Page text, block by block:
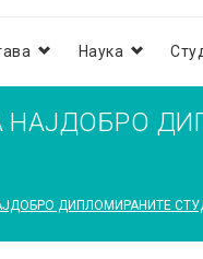
Наука
ДИПЛОМИРАНИТЕ